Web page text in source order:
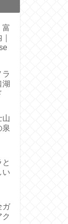
富
ラ
湖
山
泉
い
ガ